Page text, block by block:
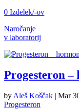
0 Izdelek/-ov
Naročanje
v laboratorij
Progesteron –
by Aleš Koščak | Mar
Progesteron